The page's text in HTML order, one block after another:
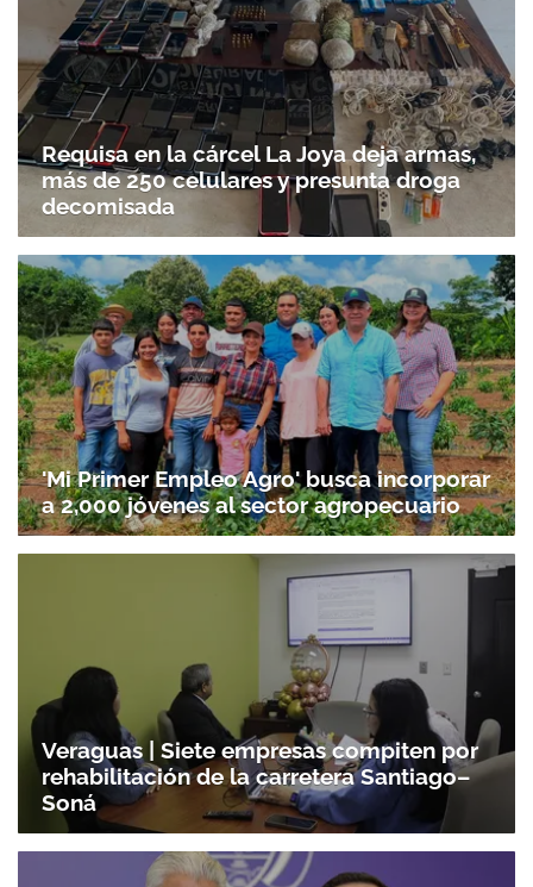
Requisa en la cárcel La Joya deja armas,
más de 250 celulares y presunta droga
decomisada
'Mi Primer Empleo Agro' busca incorporar
a 2,000 jóvenes al sector agropecuario
Veraguas | Siete empresas compiten por
rehabilitación de la carretera Santiago–
Soná